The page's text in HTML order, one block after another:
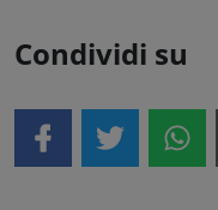
Condividi su